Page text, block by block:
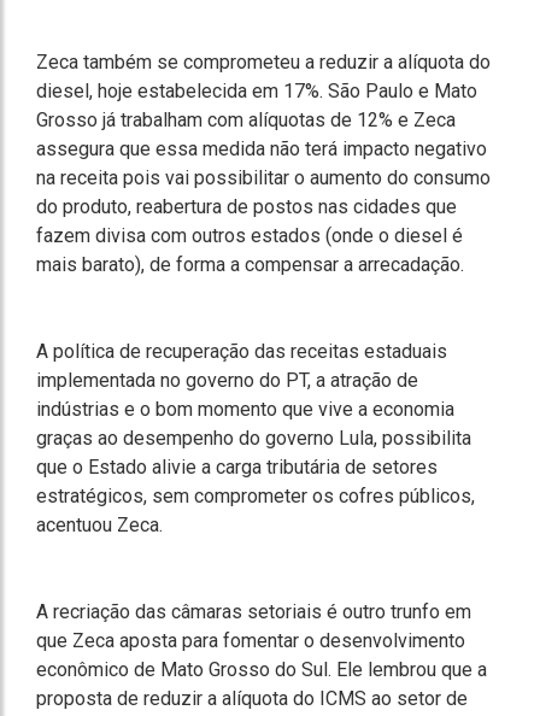
Zeca também se comprometeu a reduzir a alíquota do
diesel, hoje estabelecida em 17%. São Paulo e Mato
Grosso já trabalham com alíquotas de 12% e Zeca
assegura que essa medida não terá impacto negativo
na receita pois vai possibilitar o aumento do consumo
do produto, reabertura de postos nas cidades que
fazem divisa com outros estados (onde o diesel é
mais barato), de forma a compensar a arrecadação.
A política de recuperação das receitas estaduais
implementada no governo do PT, a atração de
indústrias e o bom momento que vive a economia
graças ao desempenho do governo Lula, possibilita
que o Estado alivie a carga tributária de setores
estratégicos, sem comprometer os cofres públicos,
acentuou Zeca.
A recriação das câmaras setoriais é outro trunfo em
que Zeca aposta para fomentar o desenvolvimento
econômico de Mato Grosso do Sul. Ele lembrou que a
proposta de reduzir a alíquota do ICMS ao setor de